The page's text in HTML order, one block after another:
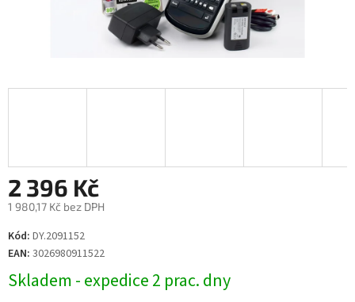
2 396 Kč
1 980,17 Kč bez DPH
Měrná
cena:
Kód: DY.2091152
EAN: 3026980911522
Skladem - expedice 2 prac. dny